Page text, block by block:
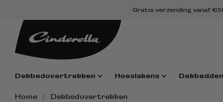
content
Gratis verzending vanaf
Dekbedovertrekken Hoeslakens Dekbedden
Home / Dekbedovertrekken